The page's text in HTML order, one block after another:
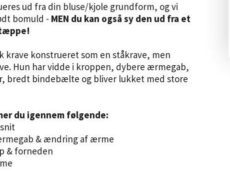
ud fra din bluse/kjole grundform, og vi
bomuld - MEN du kan også sy den ud fra et
krave konstrueret som en ståkrave, men
Hun har vidde i kroppen, dybere ærmegab,
bredt bindebælte og bliver lukket med store
du igennem følgende:
& ændring af ærme
& forneden